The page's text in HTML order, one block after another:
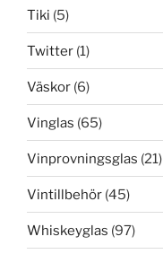
Tiki (5)
Twitter (1)
Väskor (6)
Vinglas (65)
Vinprovningsglas (21)
Vintillbehör (45)
Whiskeyglas (97)